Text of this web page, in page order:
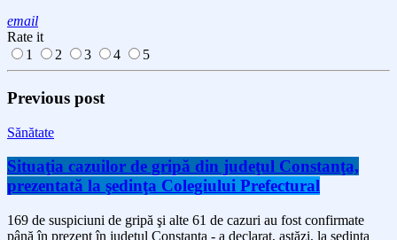
email
Rate it
1
2 3 4 5
Previous post
Sănătate
Situaţia cazuilor de gripă din judeţul Constanţa,
prezentată la şedinţa Colegiului Prefectural
169 de suspiciuni de gripă şi alte 61 de cazuri au fost confirmate
până în prezent în judeţul Constanţa - a declarat, astăzi, la şedinţa